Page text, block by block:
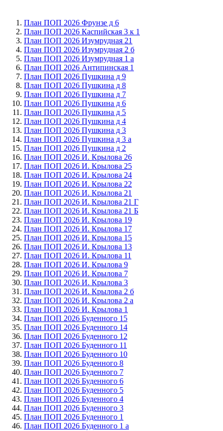
План ПОП 2026 Фрунзе д 6
План ПОП 2026 Каспийская 3 к 1
План ПОП 2026 Изумрудная 21
План ПОП 2026 Изумрудная 2 б
План ПОП 2026 Изумрудная 1 а
План ПОП 2026 Антипинская 1
План ПОП 2026 Пушкина д 9
План ПОП 2026 Пушкина д 8
План ПОП 2026 Пушкина д 7
План ПОП 2026 Пушкина д 6
План ПОП 2026 Пушкина д 5
План ПОП 2026 Пушкина д 4
План ПОП 2026 Пушкина д 3
План ПОП 2026 Пушкина д 3 а
План ПОП 2026 Пушкина д 2
План ПОП 2026 И. Крылова 26
План ПОП 2026 И. Крылова 25
План ПОП 2026 И. Крылова 24
План ПОП 2026 И. Крылова 22
План ПОП 2026 И. Крылова 21
План ПОП 2026 И. Крылова 21 Г
План ПОП 2026 И. Крылова 21 Б
План ПОП 2026 И. Крылова 19
План ПОП 2026 И. Крылова 17
План ПОП 2026 И. Крылова 15
План ПОП 2026 И. Крылова 13
План ПОП 2026 И. Крылова 11
План ПОП 2026 И. Крылова 9
План ПОП 2026 И. Крылова 7
План ПОП 2026 И. Крылова 3
План ПОП 2026 И. Крылова 2 б
План ПОП 2026 И. Крылова 2 а
План ПОП 2026 И. Крылова 1
План ПОП 2026 Буденного 15
План ПОП 2026 Буденного 14
План ПОП 2026 Буденного 12
План ПОП 2026 Буденного 11
План ПОП 2026 Буденного 10
План ПОП 2026 Буденного 8
План ПОП 2026 Буденного 7
План ПОП 2026 Буденного 6
План ПОП 2026 Буденного 5
План ПОП 2026 Буденного 4
План ПОП 2026 Буденного 3
План ПОП 2026 Буденного 1
План ПОП 2026 Буденного 1 а